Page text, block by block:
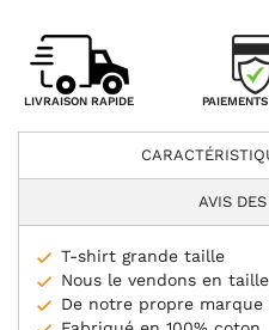
LIVRAISON RAPIDE
AVIS
T-shirt grande taille
Nous le vendons en
De notre propre marque